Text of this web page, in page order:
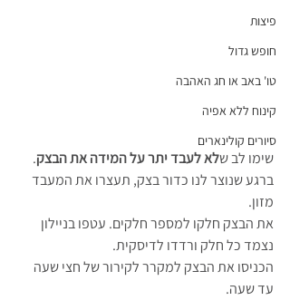
פיצות
חופש גדול
טו' באב או חג האהבה
קינוח ללא אפיה
סיורים קולינארים
שימו לב שלא לעבד יתר על המידה את הבצק.
ברגע שנוצר לנו כדור בצק, תעצרו את המעבד
מזון.
את הבצק חלקו למספר חלקים. עטפו בניילון
נצמד כל חלק ורדדו לדיסקית.
הכניסו את הבצק למקרר לקירור של חצי שעה
עד שעה.